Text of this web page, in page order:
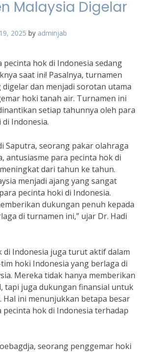
Malaysia Digelar
2025 by adminjab
pecinta hok di Indonesia sedang
saat ini! Pasalnya, turnamen
digelar dan menjadi sorotan utama
hoki tanah air. Turnamen ini
setiap tahunnya oleh para
Indonesia.
Saputra, seorang pakar olahraga
antusiasme para pecinta hok di
dari tahun ke tahun.
menjadi ajang yang sangat
pecinta hoki di Indonesia.
dukungan penuh kepada
di turnamen ini,” ujar Dr. Hadi
di Indonesia juga turut aktif dalam
hoki Indonesia yang berlaga di
Mereka tidak hanya memberikan
tapi juga dukungan finansial untuk
ini menunjukkan betapa besar
pecinta hok di Indonesia terhadap
seorang penggemar hoki